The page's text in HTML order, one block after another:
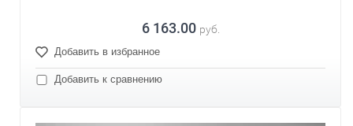
6 163.00 руб.
Добавить в избранное
Добавить к сравнению